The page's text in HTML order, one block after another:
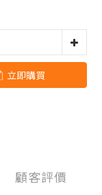
立即購買
顧客評價